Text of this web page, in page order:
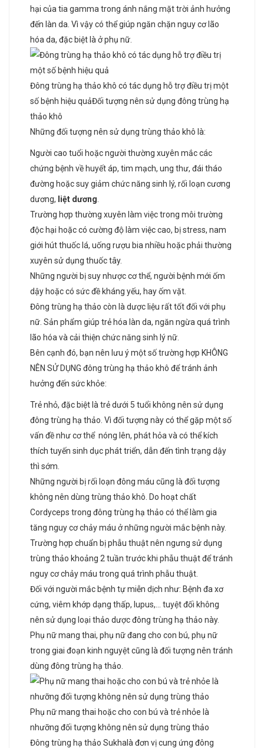
hại của tia gamma trong ánh nắng mặt trời ảnh hưởng
đến làn da. Vì vậy có thể giúp ngăn chặn nguy cơ lão
hóa da, đặc biệt là ở phụ nữ.
Đông trùng hạ thảo khô có tác dụng hỗ trợ điều trị một
số bệnh hiệu quảĐối tượng nên sử dụng đông trùng hạ
thảo khô
Những đối tượng nên sử dụng trùng thảo khô là:
Người cao tuổi hoặc người thường xuyên mắc các
chứng bệnh về huyết áp, tim mạch, ung thư, đái tháo
đường hoặc suy giảm chức năng sinh lý, rối loạn cương
dương, liệt dương
Trường hợp thường xuyên làm việc trong môi trường
độc hại hoặc có cường độ làm việc cao, bị stress, nam
giới hút thuốc lá, uống rượu bia nhiều hoặc phải thường
xuyên sử dụng thuốc tây.
Những người bị suy nhược cơ thể, người bệnh mới ốm
dậy hoặc có sức đề kháng yếu, hay ốm vặt.
Đông trùng hạ thảo còn là dược liệu rất tốt đối với phụ
nữ. Sản phẩm giúp trẻ hóa làn da, ngăn ngừa quá trình
lão hóa và cải thiện chức năng sinh lý nữ.
Bên cạnh đó, bạn nên lưu ý một số trường hợp KHÔNG
NÊN SỬ DỤNG đông trùng hạ thảo khô để tránh ảnh
hưởng đến sức khỏe:
Trẻ nhỏ, đặc biệt là trẻ dưới 5 tuổi không nên sử dụng
đông trùng hạ thảo. Vì đối tượng này có thể gặp một số
vấn đề như cơ thể nóng lên, phát hỏa và có thể kích
thích tuyến sinh dục phát triển, dẫn đến tình trạng dậy
thì sớm.
Những người bị rối loạn đông máu cũng là đối tượng
không nên dùng trùng thảo khô. Do hoạt chất
Cordyceps trong đông trùng hạ thảo có thể làm gia
tăng nguy cơ chảy máu ở những người mắc bệnh này.
Trường hợp chuẩn bị phẫu thuật nên ngưng sử dụng
trùng thảo khoảng 2 tuần trước khi phẫu thuật để tránh
nguy cơ chảy máu trong quá trình phẫu thuật.
Đối với người mắc bệnh tự miễn dịch như: Bệnh đa xơ
cứng, viêm khớp dạng thấp, lupus,… tuyệt đối không
nên sử dụng loại thảo dược đông trùng hạ thảo này.
Phụ nữ mang thai, phụ nữ đang cho con bú, phụ nữ
trong giai đoạn kinh nguyệt cũng là đối tượng nên tránh
dùng đông trùng hạ thảo.
Phụ nữ mang thai hoặc cho con bú và trẻ nhỏe là
nhưỡng đối tượng không nên sử dụng trùng thảo
Đông trùng hạ thảo Sukhalà đơn vị cung ứng đông